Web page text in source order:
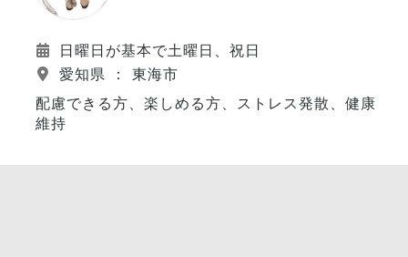
日曜日が基本で土曜日、祝日
愛知県 ： 東海市
配慮できる方、楽しめる方、ストレス発散、健康
維持